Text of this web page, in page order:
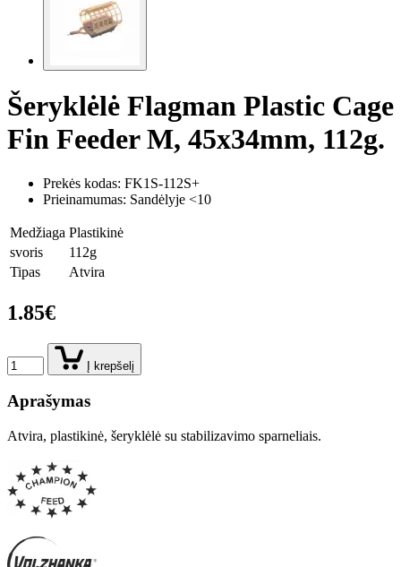
Šeryklėlė Flagman Plastic Cage
Fin Feeder M, 45x34mm, 112g.
Prekės kodas: FK1S-112S+
Prieinamumas: Sandėlyje <10
Medžiaga Plastikinė
svoris
112g
Tipas
Atvira
1.85€
Į krepšelį
Aprašymas
Atvira, plastikinė, šeryklėlė su stabilizavimo sparneliais.